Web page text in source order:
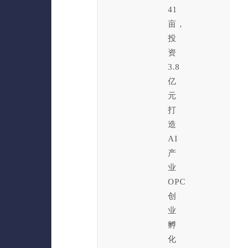
41
亩，
投
资
3.8
亿
元
打
造
AI
产
业
OPC
创
业
孵
化